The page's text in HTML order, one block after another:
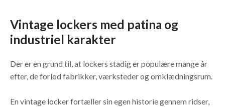
Vintage lockers med patina og
industriel karakter
Der er en grund til, at lockers stadig er populære mange år
efter, de forlod fabrikker, værksteder og omklædningsrum.
En vintage locker fortæller sin egen historie gennem ridser,